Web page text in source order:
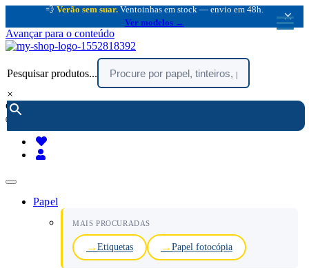
💨 Verão sem suar. Ventoinhas em stock — envio em 48h.
Ver modelos →
×
Avançar para o conteúdo
Pesquisar produtos...
×
encomendar por telefone :
(chamada rede fixa nacional)
Papel
MAIS PROCURADAS
Etiquetas Papel fotocópia